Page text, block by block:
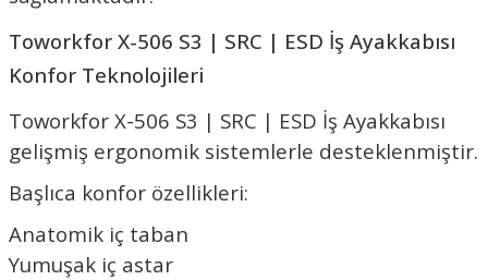
Toworkfor X-506 S3 | SRC | ESD İş Ayakkabısı
Konfor Teknolojileri
Toworkfor X-506 S3 | SRC | ESD İş Ayakkabısı
gelişmiş ergonomik sistemlerle desteklenmiştir.
Başlıca konfor özellikleri:
Anatomik iç taban
Yumuşak iç astar